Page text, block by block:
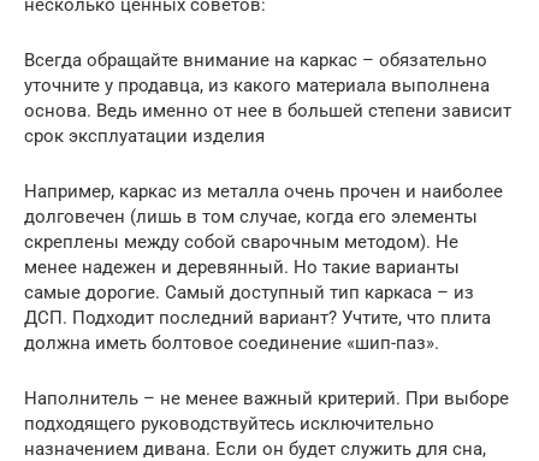
несколько ценных советов:
Всегда обращайте внимание на каркас – обязательно
уточните у продавца, из какого материала выполнена
основа. Ведь именно от нее в большей степени зависит
срок эксплуатации изделия
Например, каркас из металла очень прочен и наиболее
долговечен (лишь в том случае, когда его элементы
скреплены между собой сварочным методом). Не
менее надежен и деревянный. Но такие варианты
самые дорогие. Самый доступный тип каркаса – из
ДСП. Подходит последний вариант? Учтите, что плита
должна иметь болтовое соединение «шип-паз».
Наполнитель – не менее важный критерий. При выборе
подходящего руководствуйтесь исключительно
назначением дивана. Если он будет служить для сна,